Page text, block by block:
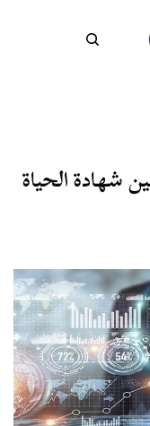
شهادة الحياة